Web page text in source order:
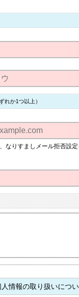
れか1つ以上）
なりすましメール拒否設定
人情報の取り扱いにつ